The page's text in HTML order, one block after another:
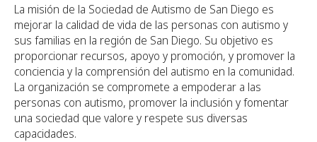
La misión de la Sociedad de Autismo de San Diego es
mejorar la calidad de vida de las personas con autismo y
sus familias en la región de San Diego. Su objetivo es
proporcionar recursos, apoyo y promoción, y promover la
conciencia y la comprensión del autismo en la comunidad.
La organización se compromete a empoderar a las
personas con autismo, promover la inclusión y fomentar
una sociedad que valore y respete sus diversas
capacidades.